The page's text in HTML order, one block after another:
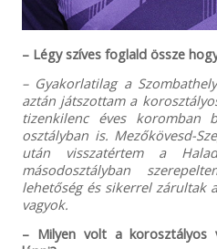
– Légy szíves foglald össze
– Gyakorlatilag a
aztán játszottam a
tizenkilenc éves koromban
osztályban is. Mezőkövesd-
után visszatértem a
másodosztályban
lehetőség és sikerrel zárultak
vagyok.
– Milyen volt a korosztályos